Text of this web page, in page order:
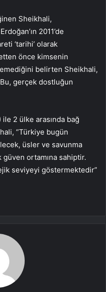
Sheikhali,
2011’de
‘tarihi’ olarak
önce kimsenin
belirten Sheikhali,
gerçek dostluğun
ile 2 ülke arasında bağ
“Türkiye bugün
üsler ve savunma
ortamına sahiptir.
seviyeyi göstermektedir”